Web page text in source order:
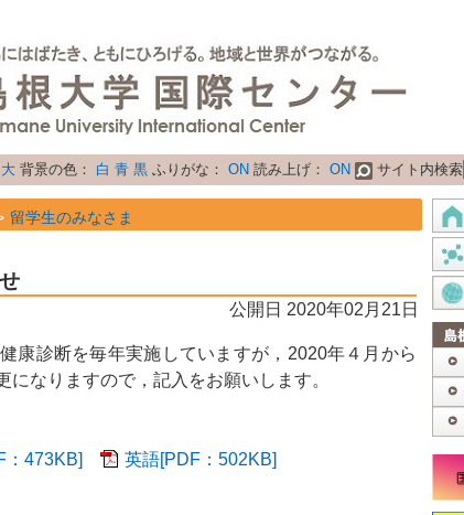
大 背景の色： 白 青 黒 ふりがな： ON 読み上げ： ON サイト内検索
留学生のみなさま
公開日 2020年02月21日
康診断を毎年実施していますが，2020年４月から
なりますので，記入をお願いします。
：473KB] 英語[PDF：502KB]